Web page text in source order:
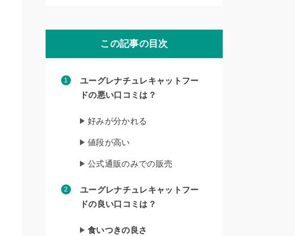
この記事の目次
ユーグレナチュレキャットフー
ドの悪い口コミは？
好みが分かれる
値段が高い
公式通販のみでの販売
ユーグレナチュレキャットフー
ドの良い口コミは？
食いつきの良さ